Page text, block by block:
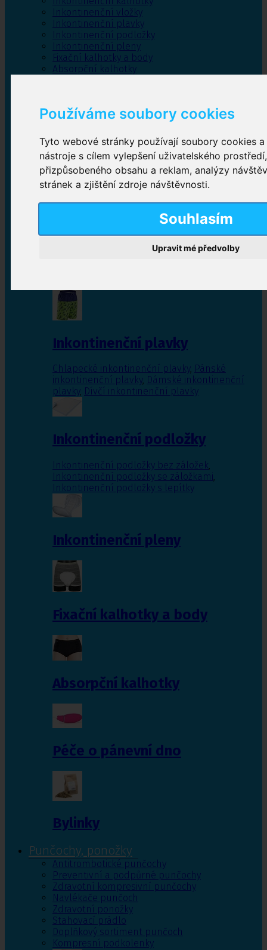
Používáme soubory cookies
Tyto webové stránky používají soubory cookies
nástroje s cílem vylepšení uživatelského
přizpůsobeného obsahu a reklam, analýzy
stránek a zjištění zdroje návštěvnosti.
Souhlasím
Upravit mé předvolby
Inkontinenční vložky
Inkontinenční plavky
Inkontinenční podložky
Inkontinenční pleny
Fixační kalhotky a body
Absorpční kalhotky
Inkontinenční kalhotky
Plenkové kalhotky navlékací,Plenkové kalhotky
zalepovací,Inkontinenční kalhotky dámské
Inkontinenční vložky
Inkontinenční plavky
Chlapecké inkontinenční plavky, Pánské
inkontinenční plavky, Dámské inkontinenční
plavky, Dívčí inkontinenční plavky
Inkontinenční podložky
Inkontinenční podložky bez záložek,
Inkontinenční podložky se záložkami,
Inkontinenční podložky s lepítky
Inkontinenční pleny
Fixační kalhotky a body
Absorpční kalhotky
Péče o pánevní dno
Bylinky
Punčochy, ponožky
Antitrombotické punčochy
Preventivní a podpůrné punčochy
Zdravotní kompresivní punčochy
Navlékače punčoch
Zdravotní ponožky
Stahovací prádlo
Doplňkový sortiment punčoch
Kompresní podkolenky